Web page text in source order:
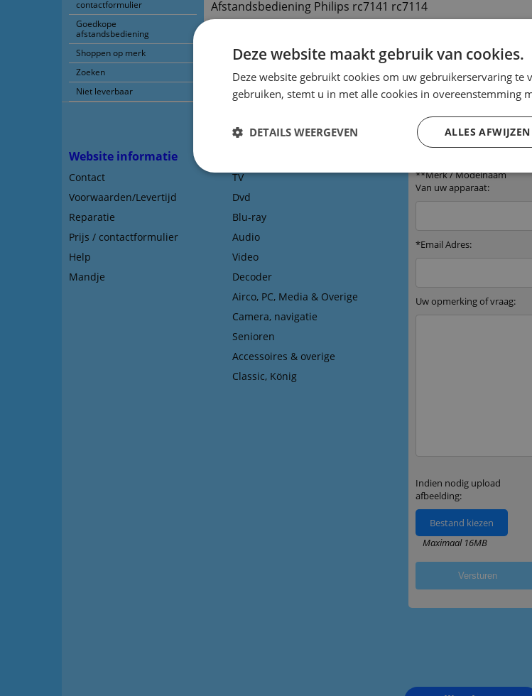
contactformulier
Goedkope
afstandsbediening
Shoppen op merk
Zoeken
Niet leverbaar
Afstandsbediening Philips rc7141 rc7114
g.qxx93
Website informatie
Contact
Voorwaarden/Levertijd
Reparatie
Prijs / contactformulier
Help
Mandje
TV
Dvd
Blu-ray
Audio
Video
Decoder
Airco, PC, Media & Overige
Camera, navigatie
Senioren
Accessoires & overige
Classic, König
Deze website maakt gebruik van cookies.
Deze website gebruikt cookies om uw gebruikerservaring te
gebruiken, stemt u in met alle cookies in overeenstemming
ALLES AFWIJZEN
DETAILS WEERGEVEN